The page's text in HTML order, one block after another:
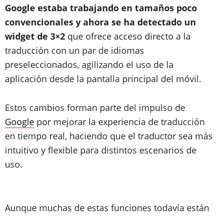
Google estaba trabajando en tamaños poco
convencionales y ahora se ha detectado un
widget de 3×2 que ofrece acceso directo a la
traducción con un par de idiomas
preseleccionados, agilizando el uso de la
aplicación desde la pantalla principal del móvil.
Estos cambios forman parte del impulso de
Google por mejorar la experiencia de traducción
en tiempo real, haciendo que el traductor sea más
intuitivo y flexible para distintos escenarios de
uso.
Aunque muchas de estas funciones todavía están